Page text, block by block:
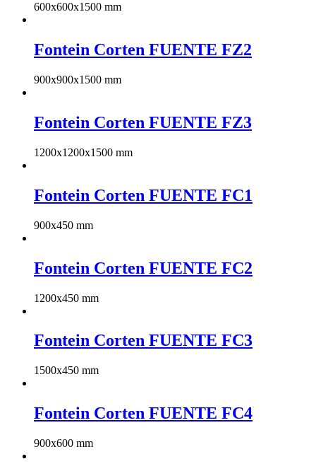
600x600x1500 mm
Fontein Corten FUENTE FZ2
900x900x1500 mm
Fontein Corten FUENTE FZ3
1200x1200x1500 mm
Fontein Corten FUENTE FC1
900x450 mm
Fontein Corten FUENTE FC2
1200x450 mm
Fontein Corten FUENTE FC3
1500x450 mm
Fontein Corten FUENTE FC4
900x600 mm